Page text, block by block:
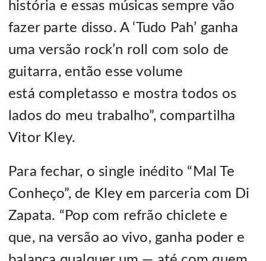
história e essas músicas sempre vão
fazer parte disso. A ‘Tudo Pah’ ganha
uma versão rock’n roll com solo de
guitarra, então esse volume
está completasso e mostra todos os
lados do meu trabalho”, compartilha
Vitor Kley.
Para fechar, o single inédito “Mal Te
Conheço”, de Kley em parceria com Di
Zapata. “Pop com refrão chiclete e
que, na versão ao vivo, ganha poder e